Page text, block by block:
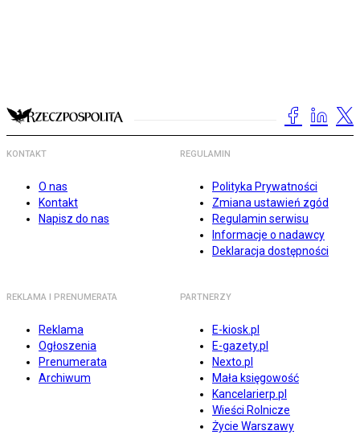
KONTAKT
O nas
Kontakt
Napisz do nas
REGULAMIN
Polityka Prywatności
Zmiana ustawień zgód
Regulamin serwisu
Informacje o nadawcy
Deklaracja dostępności
REKLAMA I PRENUMERATA
Reklama
Ogłoszenia
Prenumerata
Archiwum
PARTNERZY
E-kiosk.pl
E-gazety.pl
Nexto.pl
Mała księgowość
Kancelarierp.pl
Wieści Rolnicze
Życie Warszawy